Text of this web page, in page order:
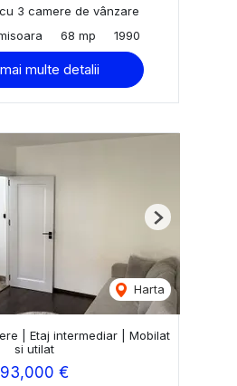
3 camere de vânzare
68 mp 1990
multe detalii
Harta
Next
| Etaj intermediar | Mobilat
si utilat
93,000 €